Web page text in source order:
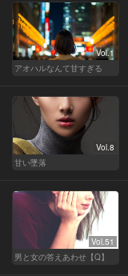
Vol.1
アオハルなんて甘すぎる
Vol.8
甘い墜落
Vol.51
男と女の答えあわせ【Q】